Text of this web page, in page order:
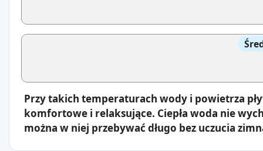
Przy takich temperaturach wody i powietrza
komfortowe i relaksujące. Ciepła woda nie
można w niej przebywać długo bez uczucia